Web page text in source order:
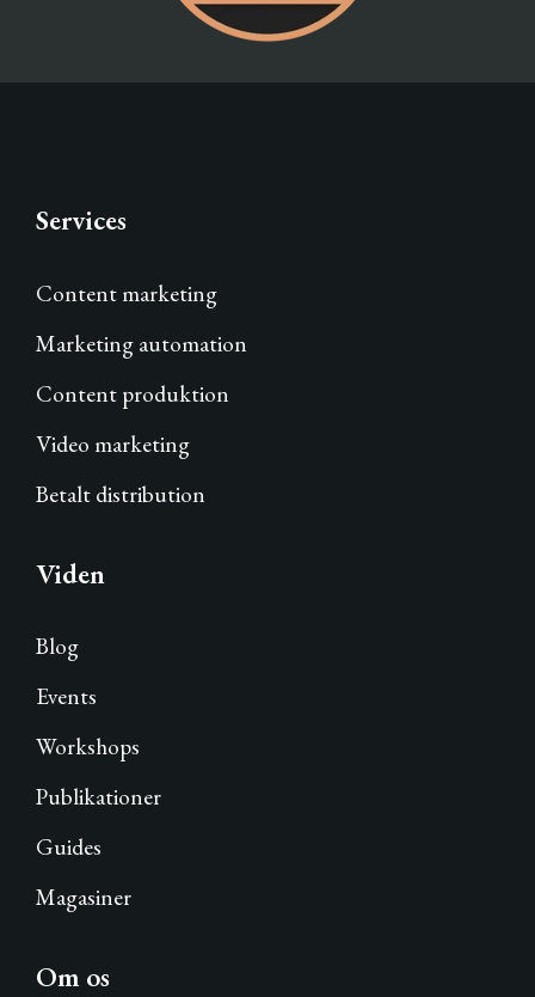
Services
Content marketing
Marketing automation
Content produktion
Video marketing
Betalt distribution
Viden
Blog
Events
Workshops
Publikationer
Guides
Magasiner
Om os